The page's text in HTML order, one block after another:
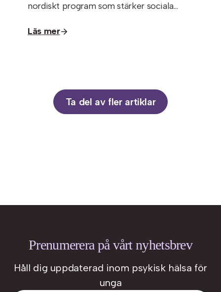
nordiskt program som stärker sociala…
Läs mer
Ta del av fler artiklar
Prenumerera på vårt nyhetsbrev
Håll dig uppdaterad inom psykisk hälsa för
unga